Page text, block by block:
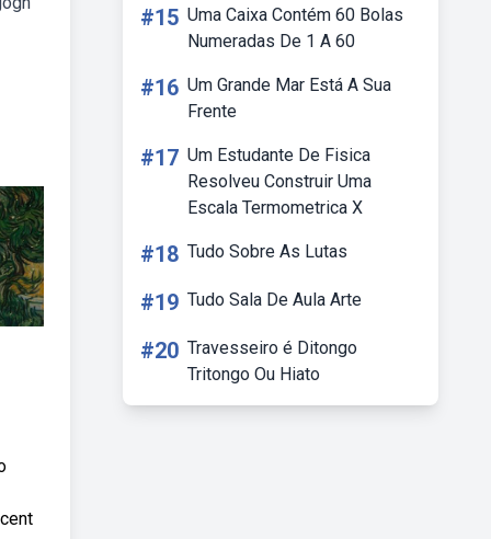
#15 Uma Caixa Contém 60 Bolas
Numeradas De 1 A 60
#16 Um Grande Mar Está A Sua
Frente
#17 Um Estudante De Fisica
Resolveu Construir Uma
Escala Termometrica X
#18 Tudo Sobre As Lutas
#19 Tudo Sala De Aula Arte
#20 Travesseiro é Ditongo
Tritongo Ou Hiato